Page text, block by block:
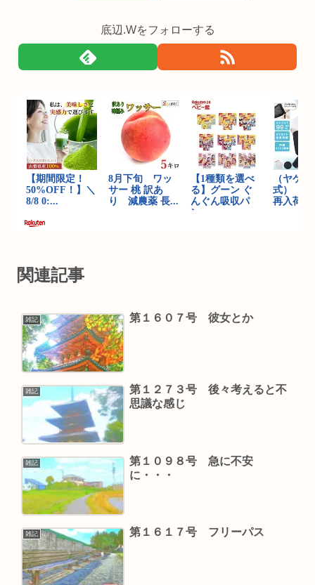
底辺.Wをフォローする
関連記事
雑記 第１６０７号 彼女とか
雑記
第１２７３号 後々考えると不
思議な感じ
雑記
第１０９８号 急に不安
に・・・
雑記 第１６１７号 フリーパス